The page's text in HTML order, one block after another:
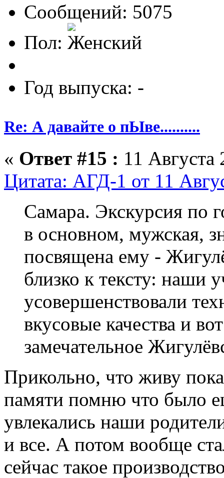
Сообщений: 5075
Пол:
Год выпуска: -
Re: А давайте о пЫве..........
« Ответ #15 : 11 Августа
Цитата: АГД-1 от 11
Самара. Экскурсия по
в основном, мужская,
посвящена ему -
близко к тексту: наши
усовершенствовали
вкусовые качества и
замечательное
Прикольно, что живу
памяти помню что было
увлекались наши
и все. А потом вообще
сейчас такое